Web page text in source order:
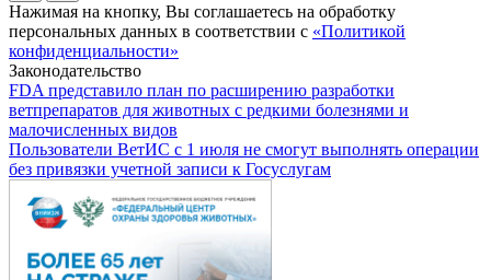
Нажимая на кнопку, Вы соглашаетесь на обработку
персональных данных в соответствии с «Политикой
конфиденциальности»
Законодательство
FDA представило план по расширению разработки
ветпрепаратов для животных с редкими болезнями и
малочисленных видов
Пользователи ВетИС с 1 июля не смогут выполнять операции
без привязки учетной записи к Госуслугам